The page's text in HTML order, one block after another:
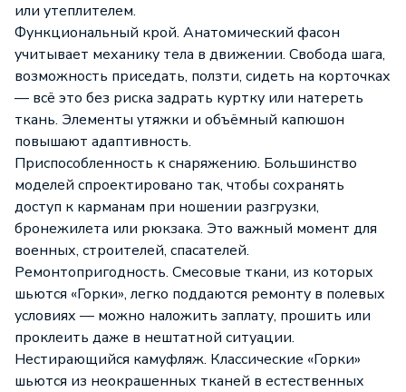
или утеплителем.
Функциональный крой. Анатомический фасон
учитывает механику тела в движении. Свобода шага,
возможность приседать, ползти, сидеть на корточках
— всё это без риска задрать куртку или натереть
ткань. Элементы утяжки и объёмный капюшон
повышают адаптивность.
Приспособленность к снаряжению. Большинство
моделей спроектировано так, чтобы сохранять
доступ к карманам при ношении разгрузки,
бронежилета или рюкзака. Это важный момент для
военных, строителей, спасателей.
Ремонтопригодность. Смесовые ткани, из которых
шьются «Горки», легко поддаются ремонту в полевых
условиях — можно наложить заплату, прошить или
проклеить даже в нештатной ситуации.
Нестирающийся камуфляж. Классические «Горки»
шьются из неокрашенных тканей в естественных